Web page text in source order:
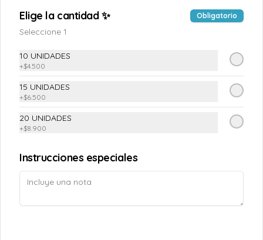
Despacho
Términos y condiciones
Política de privacidad
Redes sociales
Instagram
Facebook
Pedir
Iniciar sesión
Elige la cantidad ✨ Obligatorio
Seleccione 1
10 UNIDADES
+$4.500
15 UNIDADES
+$6.500
20 UNIDADES
+$8.900
Instrucciones especiales